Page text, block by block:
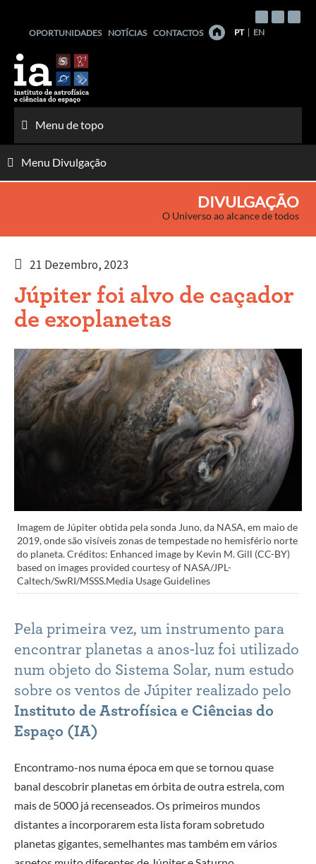
conteúdo
OPORTUNIDADES NOTÍCIAS CONTACTOS PT EN
Menu de topo
Menu Divulgação
DIVULGAÇÃO
O Universo ao alcance de todos
21 Dezembro, 2023
Júpiter foi alvo de caçador
de exoplanetas
Imagem de Júpiter obtida pela sonda Juno, da NASA, em maio de
2019, onde são visíveis zonas de tempestade no hemisfério norte
do planeta. Créditos: Enhanced image by Kevin M. Gill (CC-BY)
based on images provided courtesy of NASA/JPL-
Caltech/SwRI/MSSS.Media Usage Guidelines
Pela primeira vez, um instrumento para
encontrar planetas a anos-luz foi utilizado
num objeto do Sistema Solar, num estudo
sobre os ventos de Júpiter realizado pelo
Instituto de Astrofísica e Ciências do
Espaço (IA)
Encontramo-nos numa época em que se tornou quase
banal descobrir planetas em órbita de outra estrela, com
mais de 5000 já recenseados. Os primeiros mundos
distantes a incorporarem esta lista foram sobretudo
planetas gigantes, semelhantes mas também em vários